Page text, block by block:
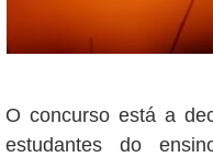
O concurso está a
estudantes do